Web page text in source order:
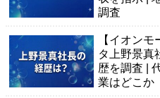
調査
【イオン
タ上野景真
歴を調査 |
業はどこか